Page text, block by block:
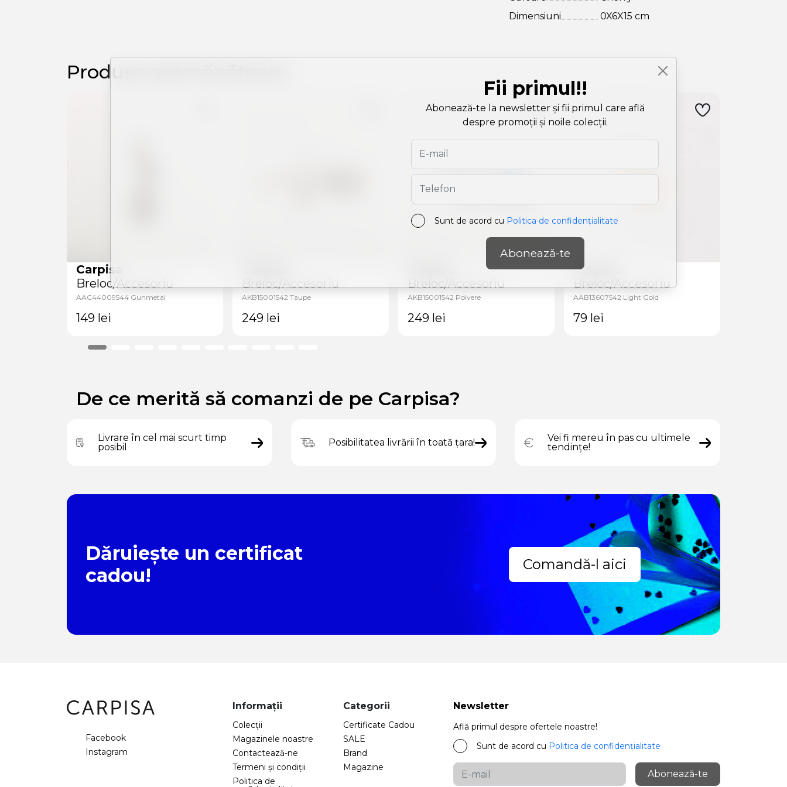
Dimensiuni
0X6X15 cm
Produse asemănătoare
Carpisa
Breloc/Accesoriu
AAC44009544 Gunmetal
149 lei
Breloc/Accesoriu
AKB15001542 Taupe
249 lei
Breloc/Accesoriu
AKB15001542 Polvere
249 lei
Carpisa
Breloc/Accesoriu
AAB13607542 Light Gold
79 lei
De ce merită să comanzi de pe Carpisa?
Livrare în cel mai scurt timp
posibil
Posibilitatea livrării în toată țara!
Vei fi mereu în pas cu ultimele
tendințe!
Dăruiește un certificat
cadou!
Comandă-l aici
Facebook
Instagram
Informații
Colecţii
Magazinele noastre
Contactează-ne
Termeni și condiții
Politica de
Categorii
Certificate Cadou
SALE
Brand
Magazine
Newsletter
Află primul despre ofertele noastre!
Sunt de acord cu Politica de confidențialitate
Abonează-te
Fii primul!!
Abonează-te la newsletter și fii primul care află
despre promoții și noile colecții.
Sunt de acord cu Politica de confidențialitate
Abonează-te